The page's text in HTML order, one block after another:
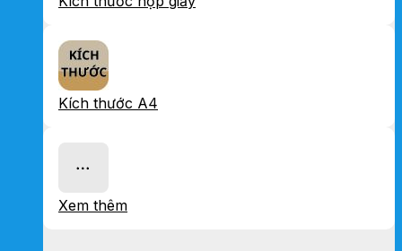
Kích thước A4
Xem thêm